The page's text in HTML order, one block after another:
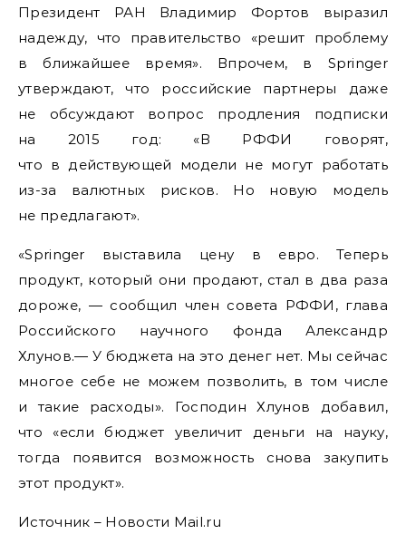
Президент РАН Владимир Фортов выразил
надежду, что правительство «решит проблему
в ближайшее время». Впрочем, в Springer
утверждают, что российские партнеры даже
не обсуждают вопрос продления подписки
на 2015 год: «В РФФИ говорят,
что в действующей модели не могут работать
из-за валютных рисков. Но новую модель
не предлагают».
«Springer выставила цену в евро. Теперь
продукт, который они продают, стал в два раза
дороже, — сообщил член совета РФФИ, глава
Российского научного фонда Александр
Хлунов.— У бюджета на это денег нет. Мы сейчас
многое себе не можем позволить, в том числе
и такие расходы». Господин Хлунов добавил,
что «если бюджет увеличит деньги на науку,
тогда появится возможность снова закупить
этот продукт».
Источник – Новости Mail.ru